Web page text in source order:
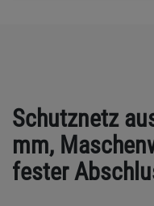
Schutznetz
mm,
fester